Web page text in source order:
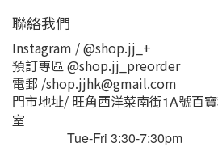
聯絡我們
Instagram / @shop.jj_+
預訂專區 @shop.jj_preorder
電郵 /shop.jjhk@gmail.com
門市地址/ 旺角西洋菜南街1A號百
室
Tue-Fri 3:30-7:30pm